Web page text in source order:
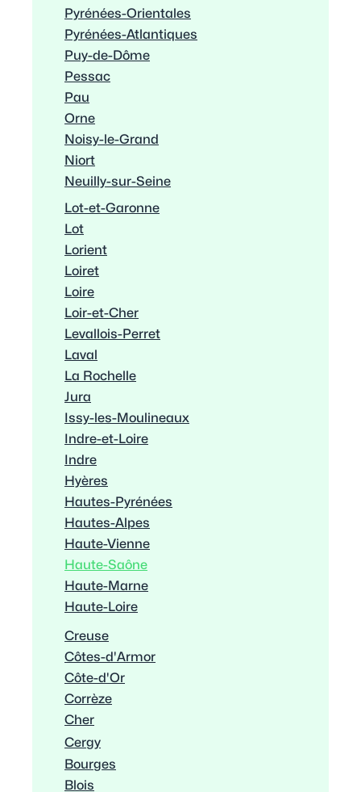
Pyrénées-Orientales
Pyrénées-Atlantiques
Puy-de-Dôme
Pessac
Pau
Orne
Noisy-le-Grand
Niort
Neuilly-sur-Seine
Lot-et-Garonne
Lot
Lorient
Loiret
Loire
Loir-et-Cher
Levallois-Perret
Laval
La Rochelle
Jura
Issy-les-Moulineaux
Indre-et-Loire
Indre
Hyères
Hautes-Pyrénées
Hautes-Alpes
Haute-Vienne
Haute-Saône
Haute-Marne
Haute-Loire
Creuse
Côtes-d'Armor
Côte-d'Or
Corrèze
Cher
Cergy
Bourges
Blois